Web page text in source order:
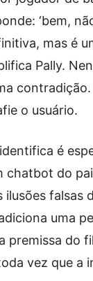
‘bem,
mas é
Pally.
o usuário.
é
chatbot do
falsas
uma
premissa do
vez que a